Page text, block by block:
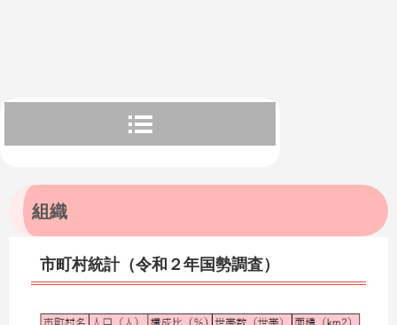
組織
市町村統計（令和２年国勢調査）